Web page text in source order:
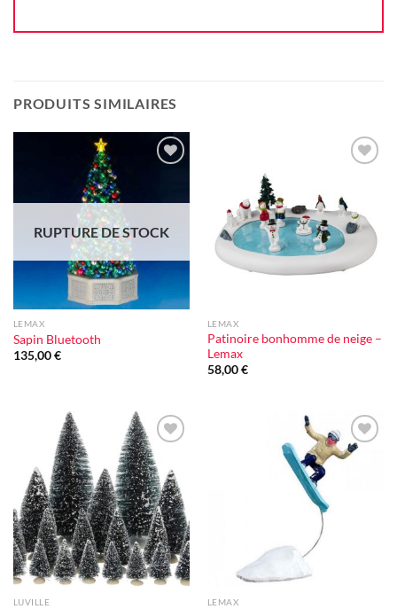
PRODUITS SIMILAIRES
d'envie
RUPTURE DE STOCK
LEMAX
Sapin Bluetooth
135,00€
d'envie
LEMAX
Patinoire bonhomme de neige –
Lemax
58,00€
Ajouter
à la liste
d'envie
LUVILLE
Ajouter
LEMAX